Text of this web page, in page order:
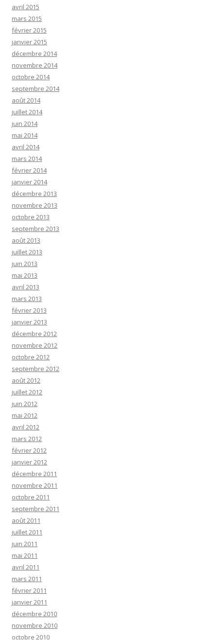
avril 2015
mars 2015
février 2015
janvier 2015
décembre 2014
novembre 2014
octobre 2014
septembre 2014
août 2014
juillet 2014
juin 2014
mai 2014
avril 2014
mars 2014
février 2014
janvier 2014
décembre 2013
novembre 2013
octobre 2013
septembre 2013
août 2013
juillet 2013
juin 2013
mai 2013
avril 2013
mars 2013
février 2013
janvier 2013
décembre 2012
novembre 2012
octobre 2012
septembre 2012
août 2012
juillet 2012
juin 2012
mai 2012
avril 2012
mars 2012
février 2012
janvier 2012
décembre 2011
novembre 2011
octobre 2011
septembre 2011
août 2011
juillet 2011
juin 2011
mai 2011
avril 2011
mars 2011
février 2011
janvier 2011
décembre 2010
novembre 2010
octobre 2010